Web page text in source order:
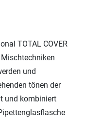
TOTAL COVER
und
tönen der
und kombiniert